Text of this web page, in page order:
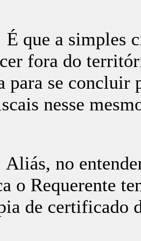
a simples
fora do
para se concluir
nesse
no entender
o Requerente
de certificado